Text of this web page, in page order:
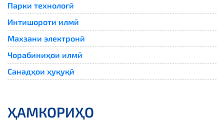
Парки технологӣ
Интишороти илмӣ
Махзани электронӣ
Чорабиниҳои илмӣ
Санадҳои ҳуқуқӣ
ҲАМКОРИҲО